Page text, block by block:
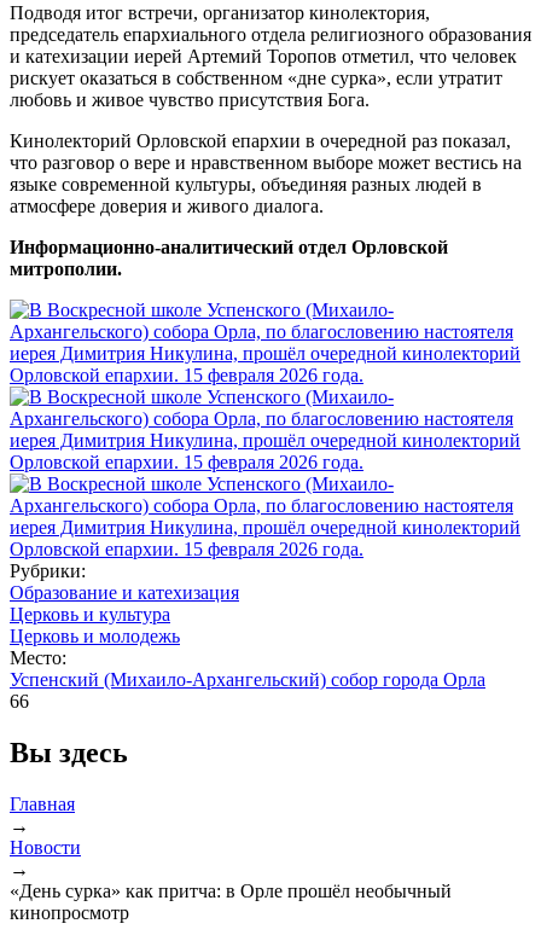
Подводя итог встречи, организатор кинолектория,
председатель епархиального отдела религиозного образования
и катехизации иерей Артемий Торопов отметил, что человек
рискует оказаться в собственном «дне сурка», если утратит
любовь и живое чувство присутствия Бога.
Кинолекторий Орловской епархии в очередной раз показал,
что разговор о вере и нравственном выборе может вестись на
языке современной культуры, объединяя разных людей в
атмосфере доверия и живого диалога.
Информационно-аналитический отдел Орловской
митрополии.
Рубрики:
Образование и катехизация
Церковь и культура
Церковь и молодежь
Место:
Успенский (Михаило-Архангельский) собор города Орла
66
Вы здесь
Главная
→
Новости
→
«День сурка» как притча: в Орле прошёл необычный
кинопросмотр